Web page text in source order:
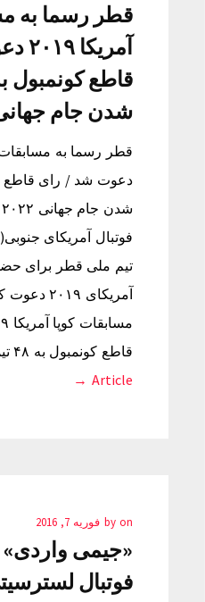
قطر رسما به
شدن جام جهانی ۲۰۲۲
فوتبال آمریکای
تیم ملی قطر برای
آمریکای
قاطع کونمبول به ۴۸ تیمی شدن…
Article →
by on فوریه 7, 2016
فوتبال